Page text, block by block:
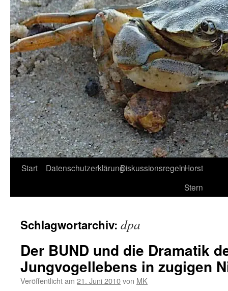
Start DatenschutzerklärungDiskussionsregelnHorst
Stern
Schlagwortarchiv: dpa
Der BUND und die Dramatik
Jungvogellebens in zugigen
Veröffentlicht am 21. Juni 2010von MK